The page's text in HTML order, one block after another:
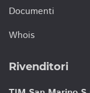
Documenti
Whois
Rivenditori